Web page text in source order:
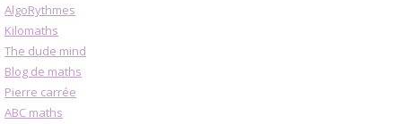
AlgoRythmes
Kilomaths
The dude mind
Blog de maths
Pierre carrée
ABC maths